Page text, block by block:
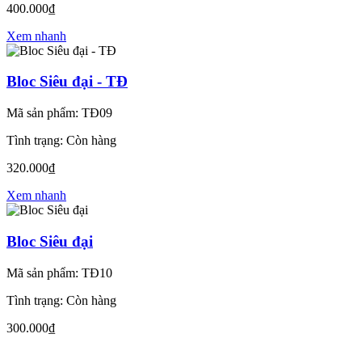
400.000₫
Xem nhanh
Bloc Siêu đại - TĐ
Mã sản phẩm: TĐ09
Tình trạng: Còn hàng
320.000₫
Xem nhanh
Bloc Siêu đại
Mã sản phẩm: TĐ10
Tình trạng: Còn hàng
300.000₫